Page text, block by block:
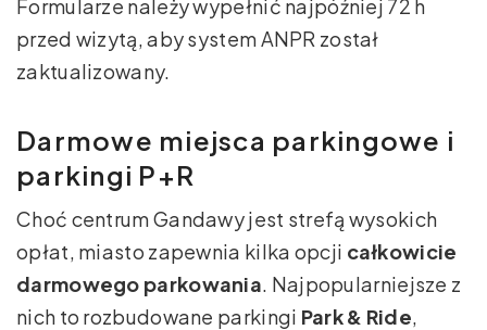
Formularze należy wypełnić najpóźniej 72 h
przed wizytą, aby system ANPR został
zaktualizowany.
Darmowe miejsca parkingowe i
parkingi P+R
Choć centrum Gandawy jest strefą wysokich
opłat, miasto zapewnia kilka opcji całkowicie
darmowego parkowania. Najpopularniejsze z
nich to rozbudowane parkingi Park & Ride,